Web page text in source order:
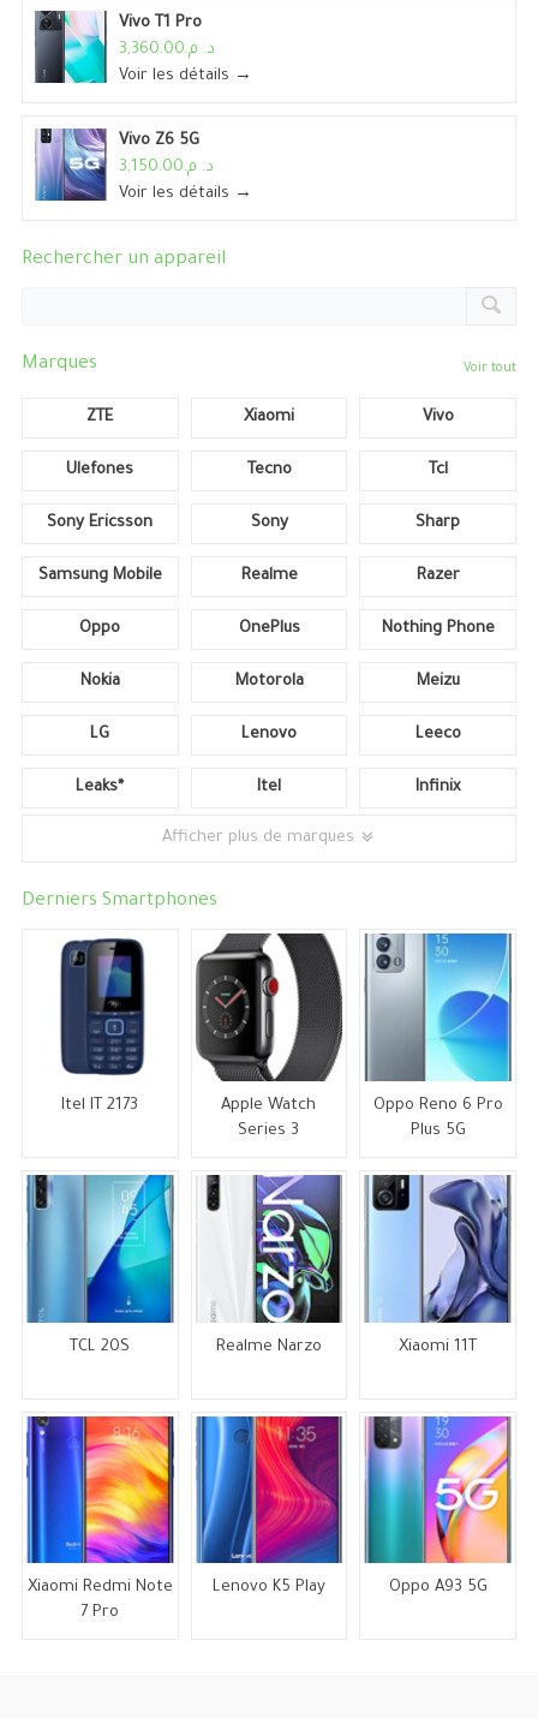
Vivo T1 Pro
د. م.3,360.00
Voir les détails →
Vivo Z6 5G
د. م.3,150.00
Voir les détails →
Rechercher un appareil
Marques Voir tout
ZTE Xiaomi Vivo
Ulefones Tecno Tcl
Sony Ericsson Sony Sharp
Samsung Mobile Realme Razer
Oppo OnePlus Nothing Phone
Nokia Motorola Meizu
LG Lenovo Leeco
Leaks* Itel Infinix
Afficher plus de marques
Derniers Smartphones
Itel IT 2173
Apple Watch
Series 3
Oppo Reno 6 Pro
Plus 5G
TCL 20S Realme Narzo Xiaomi 11T
Xiaomi Redmi Note
7 Pro
Lenovo K5 Play Oppo A93 5G